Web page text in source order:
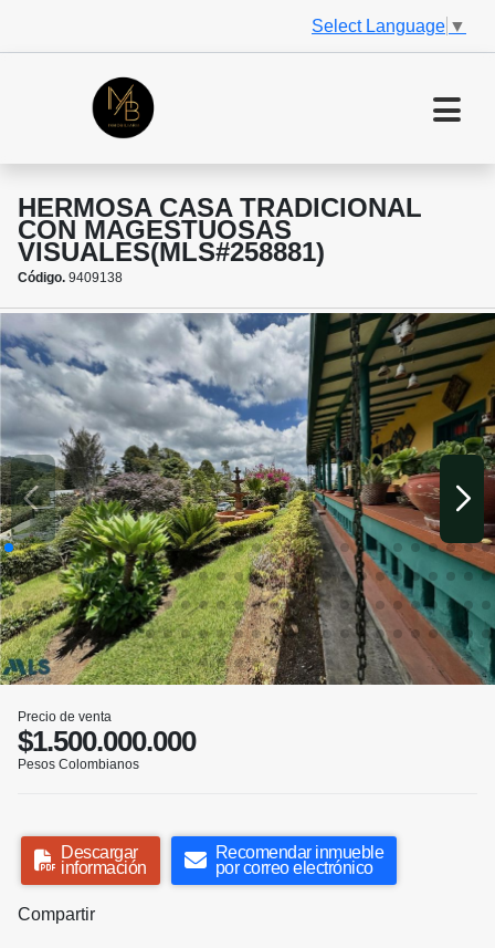
Select Language ▼
HERMOSA CASA TRADICIONAL
CON MAGESTUOSAS
VISUALES(MLS#258881)
Código. 9409138
Precio de venta
$1.500.000.000
Pesos Colombianos
Descargar
información
Recomendar inmueble
por correo electrónico
Compartir